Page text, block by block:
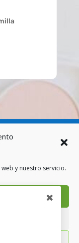
y nuestro servicio.